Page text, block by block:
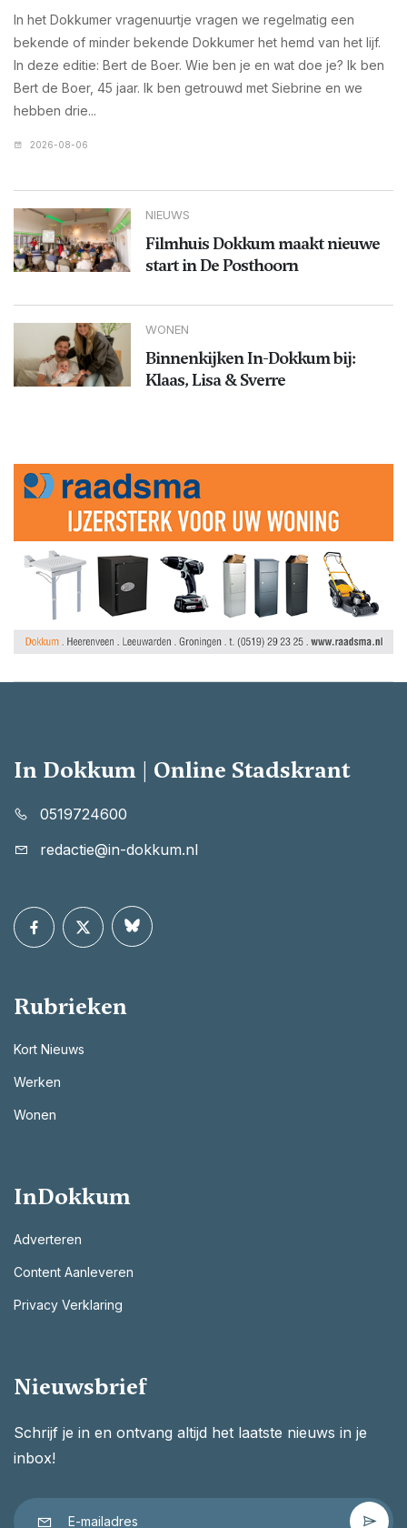
In het Dokkumer vragenuurtje vragen we regelmatig een
bekende of minder bekende Dokkumer het hemd van het lijf.
In deze editie: Bert de Boer. Wie ben je en wat doe je? Ik ben
Bert de Boer, 45 jaar. Ik ben getrouwd met Siebrine en we
hebben drie...
2026-08-06
NIEUWS
Filmhuis Dokkum maakt nieuwe
start in De Posthoorn
WONEN
Binnenkijken In-Dokkum bij:
Klaas, Lisa & Sverre
In Dokkum | Online Stadskrant
0519724600
redactie@in-dokkum.nl
Rubrieken
Kort Nieuws
Werken
Wonen
InDokkum
Adverteren
Content Aanleveren
Privacy Verklaring
Nieuwsbrief
Schrijf je in en ontvang altijd het laatste nieuws in je
inbox!